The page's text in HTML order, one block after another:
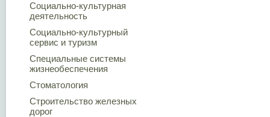
Социально-культурная
деятельность
Социально-культурный
сервис и туризм
Специальные системы
жизнеобеспечения
Стоматология
Строительство железных
дорог